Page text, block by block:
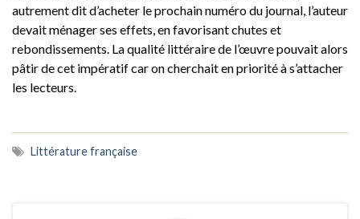
autrement dit d’acheter le prochain numéro du journal, l’auteur
devait ménager ses effets, en favorisant chutes et
rebondissements. La qualité littéraire de l’œuvre pouvait alors
pâtir de cet impératif car on cherchait en priorité à s’attacher
les lecteurs.
Littérature française